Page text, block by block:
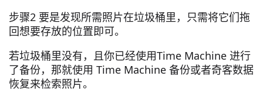
步骤2 要是发现所需照片在垃圾桶里，只需将它们拖
回想要存放的位置即可。
若垃圾桶里没有，且你已经使用Time Machine 进行
了备份，那就使用 Time Machine 备份或者奇客数据
恢复来检索照片。